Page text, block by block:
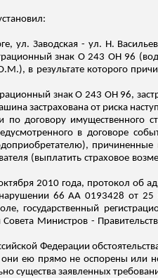
ул. Заводская - ул. Н.
знак О 243 ОН 96
в результате которого
знакО 243 ОН 96,
застрахована от риска
договору имущественного
в договоре
причиненные
(выплатить страховое
2010 года, протокол об
66 АА 0193428 от 25
государственный
Министров -
Федерации
ею прямо не оспорены или
существа заявленных